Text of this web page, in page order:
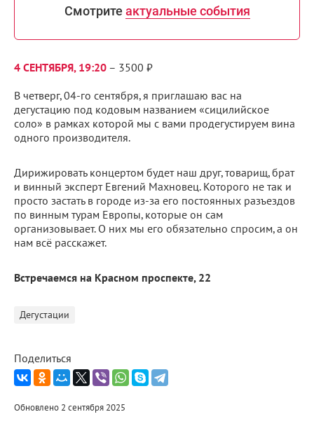
Смотрите актуальные события
4 СЕНТЯБРЯ, 19:20 – 3500 ₽
В четверг, 04-го сентября, я приглашаю вас на
дегустацию под кодовым названием «сицилийское
соло» в рамках которой мы с вами продегустируем вина
одного производителя.
Дирижировать концертом будет наш друг, товарищ, брат
и винный эксперт Евгений Махновец. Которого не так и
просто застать в городе из-за его постоянных разъездов
по винным турам Европы, которые он сам
организовывает. О них мы его обязательно спросим, а он
нам всё расскажет.
Встречаемся на Красном проспекте, 22
Дегустации
Поделиться
Обновлено 2 сентября 2025